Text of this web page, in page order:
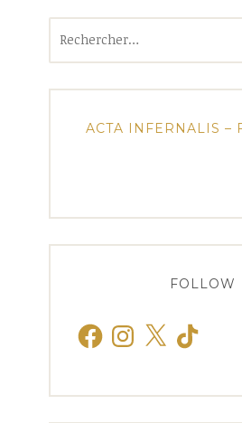
ACTA INFERNALIS –
FOLLOW
FacebookInstagram
X TikTok